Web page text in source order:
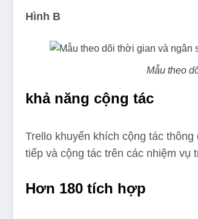
Hình B
Mẫu theo
khả năng cộng tác
Trello khuyến khích cộng tác
tiếp và cộng tác trên các nhiệm vụ
Hơn 180 tích hợp